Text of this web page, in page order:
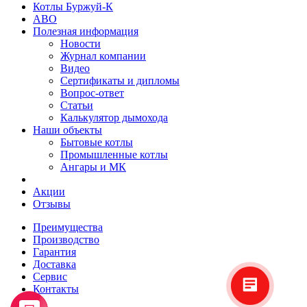
Котлы Буржуй-К
АВО
Полезная информация
Новости
Журнал компании
Видео
Сертификаты и дипломы
Вопрос-ответ
Статьи
Калькулятор дымохода
Наши объекты
Бытовые котлы
Промышленные котлы
Ангары и МК
Акции
Отзывы
Преимущества
Производство
Гарантия
Доставка
Сервис
Контакты